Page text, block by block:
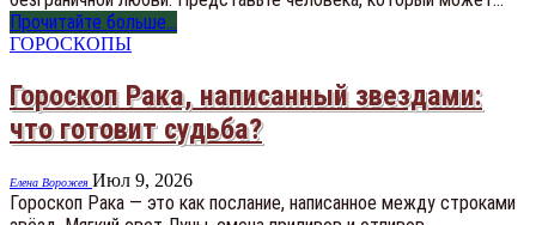
Прочитайте больше...
ГОРОСКОПЫ
Гороскоп Рака, написанный звездами:
что готовит судьба?
Елена Ворожея Июл 9, 2026
Гороскоп Рака — это как послание, написанное между строками